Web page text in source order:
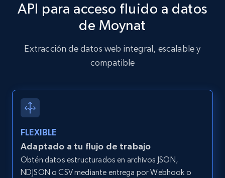
API para acceso fluido a datos
de Moynat
Extracción de datos web integral, escalable y
compatible
FLEXIBLE
Adaptado a tu flujo de trabajo
Obtén datos estructurados en archivos JSON,
NDJSON o CSV mediante entrega por Webhook o